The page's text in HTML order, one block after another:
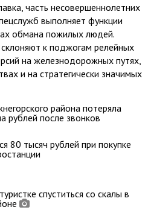
часть несовершеннолетних
выполняет функции
обмана пожилых людей.
к поджогам релейных
на железнодорожных путях,
и на стратегически значимых
района потеряла
рублей после звонков
80 тысяч рублей при покупке
спуститься со скалы в